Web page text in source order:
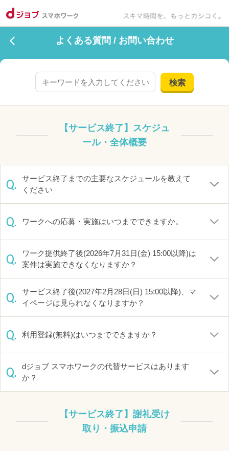
よくある質問 / お問い合わせ
検索
【サービス終了】スケジュ
ール・全体概要
Q.
サービス終了までの主要なスケジュールを教えて
ください
Q. ワークへの応募・実施はいつまでできますか。
Q.
ワーク提供終了後(2026年7月31日(金) 15:00以降)は
案件は実施できなくなりますか？
Q.
サービス終了後(2027年2月28日(日) 15:00以降)、マ
イページは見られなくなりますか？
Q. 利用登録(無料)はいつまでできますか？
Q.
dジョブ スマホワークの代替サービスはあります
か？
【サービス終了】謝礼受け
取り・振込申請